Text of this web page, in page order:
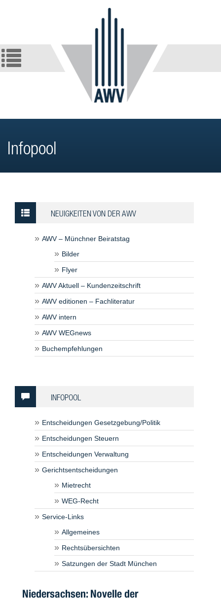
Infopool
NEUIGKEITEN VON DER AWV
AWV – Münchner Beiratstag
Bilder
Flyer
AWV Aktuell – Kundenzeitschrift
AWV editionen – Fachliteratur
AWV intern
AWV WEGnews
Buchempfehlungen
INFOPOOL
Entscheidungen Gesetzgebung/Politik
Entscheidungen Steuern
Entscheidungen Verwaltung
Gerichtsentscheidungen
Mietrecht
WEG-Recht
Service-Links
Allgemeines
Rechtsübersichten
Satzungen der Stadt München
Niedersachsen: Novelle der